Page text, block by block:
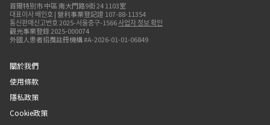
首爾特別市 中區 南大門路9街 24 1103室
대표이사 배인호 | 營利事業登記證 107-88-11354
통신판매신고번호 2025-서울중구-1566사업자 정보 확인
觀光事業登錄 2025-000074
外國人患者招攬註冊機構 #A-2026-01-01-06849
關於我們
使用條款
隱私政策
Cookie政策